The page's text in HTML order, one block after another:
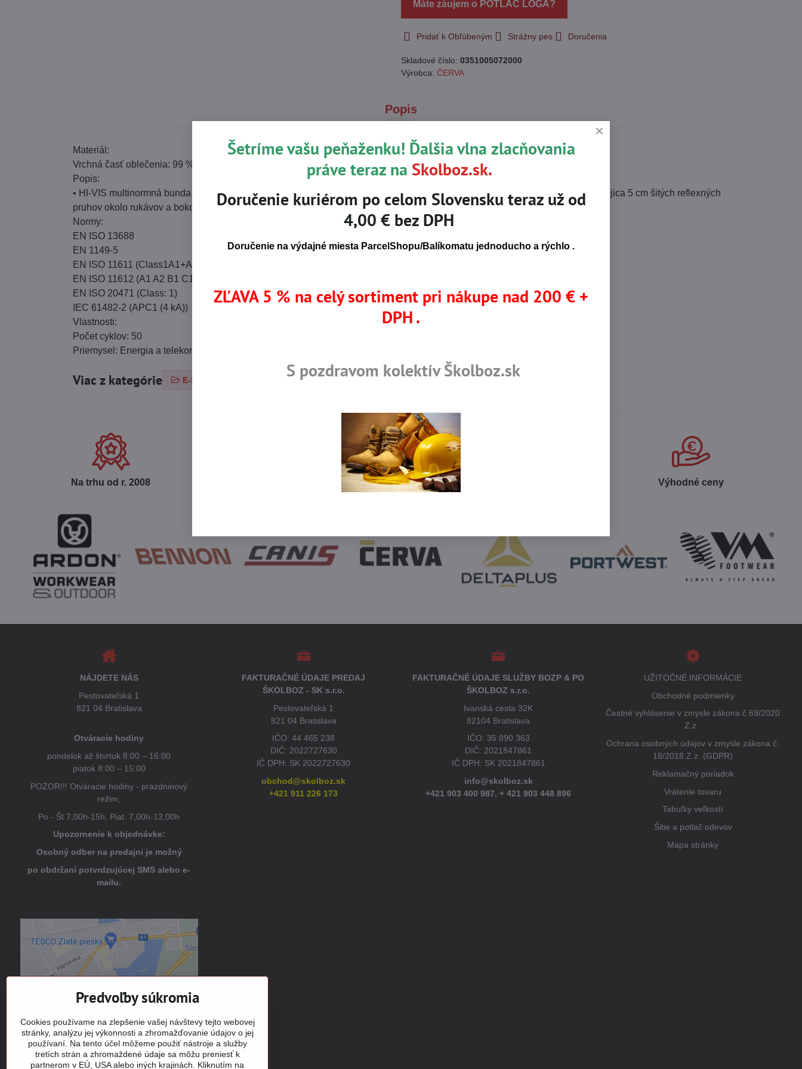
Máte záujem o POTLAČ LOGA?
Pridať k Obľúbeným Strážny pes Doručenia
Skladové číslo: 0351005072000
Výrobca: ČERVA
Popis
Materiál:
Vrchná časť oblečenia: 99 % FR bavlna , 1 % antistatické vlákno, 260 g/m², woven twill
Popis:
• HI-VIS multinormná bunda so zapínaním na zips krytý légou na suchý zips • 2 náprsné vrecká s príklopkou na suchý zips • dvojica 5 cm šitých reflexných
pruhov okolo rukávov a bokov • nastaviteľný obvod manžiet rukávov o golier pomocou suchého zipsu
Normy:
EN ISO 13688
EN 1149-5
EN ISO 11611 (Class1A1+A2)
EN ISO 11612 (A1 A2 B1 C1 F1)
EN ISO 20471 (Class: 1)
IEC 61482-2 (APC1 (4 kA))
Vlastnosti:
Počet cyklov: 50
Priemysel: Energia a telekomunikácie, Chemický priemysel, Baníctvo a ťažba, Ťažký priemysel
Viac z kategórie E-SHOP PRACOVNÉ ODEVY
Na trhu od r​. 2008 Certifikované výrobky Skladom viac ako 36 tisíc produktov Výhodné ceny
NÁJDETE NÁS
Pestovateľská 1
821 04 Bratislava
Otváracie hodiny
pondelok až štvrtok 8:00 – 16:00
piatok 8:00 – 15:00
POZOR!!! Otváracie hodiny - prázdninový
režim,
Po - Št 7,00h-15h, Piat. 7,00h-13,00h
Upozornenie k objednávke:
Osobný odber na predajni je možný
po obdržaní potvrdzujúcej SMS alebo e-
mailu.
Externý obsah je blokovaný
Voľbami súkromia
Povoliť a zapamätať - súhlas s
druhom cookie: Funkčné
FAKTURAČNÉ ÚDAJE PREDAJ
ŠKOLBOZ - SK s.r.o.
Pestovateľská 1
821 04 Bratislava
IČO: 44 465 238
DIČ: 2022727630
IČ DPH: SK 2022727630
obchod@skolboz.sk
+421 911 226 173
FAKTURAČNÉ ÚDAJE SLUŽBY BOZP & PO
ŠKOLBOZ s.r.o.
Ivanská cesta 32K
82104 Bratislava
IČO: 35 890 363
DIČ: 2021847861
IČ DPH: SK 2021847861
info@skolboz.sk
+421 903 400 987,+ 421 903 448 896
UŽITOČNÉ INFORMÁCIE
Obchodné podmienky
Čestné vyhlásenie v zmysle zákona č.69/2020
Z.z.
Ochrana osobných údajov v zmysle zákona č.
18/2018 Z.z. (GDPR)
Reklamačný poriadok
Vrátenie tovaru
Tabuľky veľkostí
Šitie a potlač odevov
Mapa stránky
Predvoľby súkromia
Cookies používame na zlepšenie vašej návštevy tejto webovej
stránky, analýzu jej výkonnosti a zhromažďovanie údajov o jej
používaní. Na tento účel môžeme použiť nástroje a služby
tretích strán a zhromaždené údaje sa môžu preniesť k
partnerom v EÚ, USA alebo iných krajinách. Kliknutím na
Šetríme vašu peňaženku! Ďalšia vlna zlacňovania
práve teraz na Skolboz.sk.
Doručenie kuriérom po celom Slovensku teraz už od
4,00 € bez DPH
Doručenie na výdajné miesta ParcelShopu/Balíkomatu jednoducho a rýchlo .
ZĽAVA 5 % na celý sortiment pri nákupe nad 200 € +
DPH .
S pozdravom kolektív Školboz.sk